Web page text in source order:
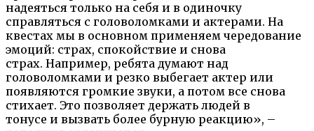
надеяться только на себя и в одиночку
справляться с головоломками и актерами. На
квестах мы в основном применяем чередование
эмоций: страх, спокойствие и снова
страх. Например, ребята думают над
головоломками и резко выбегает актер или
появляются громкие звуки, а потом все снова
стихает. Это позволяет держать людей в
тонусе и вызвать более бурную реакцию», –